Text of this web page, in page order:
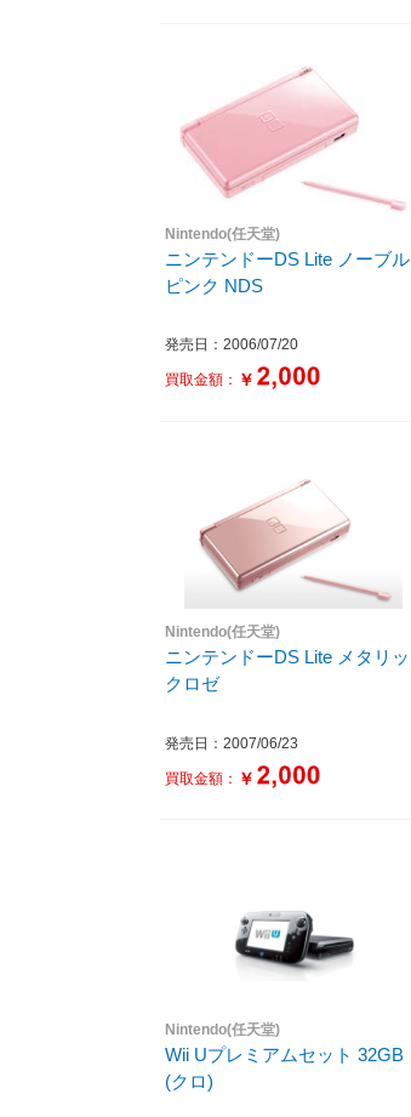
Nintendo(任天堂)
ニンテンドーDS Lite ノーブル
ピンク NDS
発売日：2006/07/20
買取金額： ￥
Nintendo(任天堂)
ニンテンドーDS Lite メタリッ
クロゼ
発売日：2007/06/23
買取金額： ￥
Nintendo(任天堂)
Wii Uプレミアムセット 32GB
(クロ)